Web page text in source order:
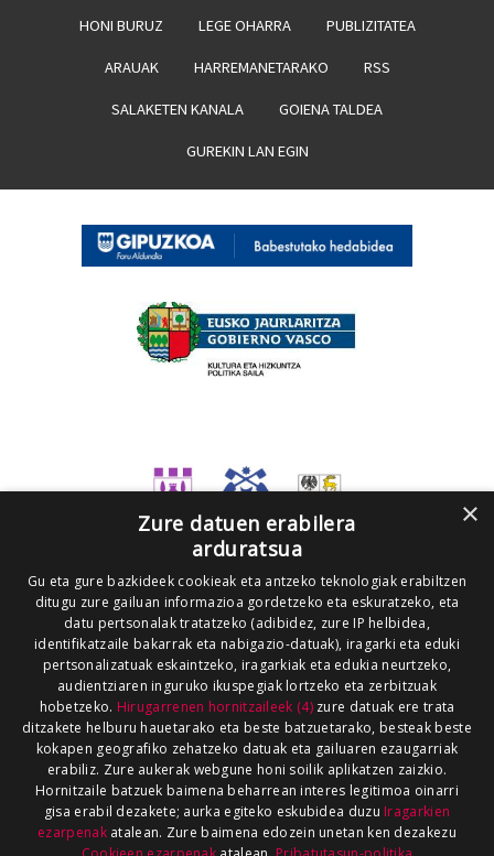
HONI BURUZ LEGE OHARRA PUBLIZITATEA
ARAUAK HARREMANETARAKO RSS
SALAKETEN KANALA GOIENA TALDEA
GUREKIN LAN EGIN
×
Zure datuen erabilera
arduratsua
Gu eta gure bazkideek cookieak eta antzeko teknologiak erabiltzen
ditugu zure gailuan informazioa gordetzeko eta eskuratzeko, eta
datu pertsonalak tratatzeko (adibidez, zure IP helbidea,
identifikatzaile bakarrak eta nabigazio-datuak), iragarki eta eduki
pertsonalizatuak eskaintzeko, iragarkiak eta edukia neurtzeko,
audientziaren inguruko ikuspegiak lortzeko eta zerbitzuak
hobetzeko. Hirugarrenen hornitzaileek (4)zure datuak ere trata
ditzakete helburu hauetarako eta beste batzuetarako, besteak beste
kokapen geografiko zehatzeko datuak eta gailuaren ezaugarriak
erabiliz. Zure aukerak webgune honi soilik aplikatzen zaizkio.
Hornitzaile batzuek baimena beharrean interes legitimoa oinarri
gisa erabil dezakete; aurka egiteko eskubidea duzu Iragarkien
ezarpenakatalean. Zure baimena edozein unetan ken dezakezu